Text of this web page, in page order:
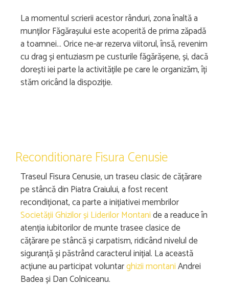
La momentul scrierii acestor rânduri, zona înaltă a
munților Făgărașului este acoperită de prima zăpadă
a toamnei… Orice ne-ar rezerva viitorul, însă, revenim
cu drag și entuziasm pe custurile făgărășene, și, dacă
dorești iei parte la activitățile pe care le organizăm, îți
stăm oricând la dispoziție.
Reconditionare Fisura Cenusie
Traseul Fisura Cenusie, un traseu clasic de cățărare
pe stâncă din Piatra Craiului, a fost recent
recondiționat, ca parte a inițiativei membrilor
Societății Ghizilor și Liderilor Montanide a readuce în
atenția iubitorilor de munte trasee clasice de
cățărare pe stâncă și carpatism, ridicând nivelul de
siguranță și păstrând caracterul inițial. La această
acțiune au participat voluntarghizii montaniAndrei
Badea și Dan Colniceanu.